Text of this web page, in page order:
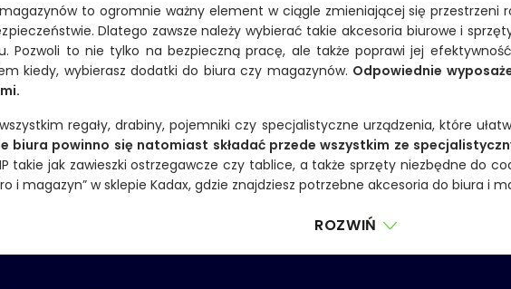
to ogromnie ważny element w ciągle zmieniającej się
Dlatego zawsze należy wybierać takie akcesoria biurowe i
Pozwoli to nie tylko na bezpieczną pracę, ale także poprawi jej
kiedy, wybierasz dodatki do biura czy magazynów. Odpowiednie
regały, drabiny, pojemniki czy specjalistyczne urządzenia, które
biura powinno się natomiast składać przede wszystkim ze
takie jak zawieszki ostrzegawcze czy tablice, a także sprzęty niezbędne do
i magazyn” w sklepie Kadax, gdzie znajdziesz potrzebne akcesoria do biura i
ROZWIŃ